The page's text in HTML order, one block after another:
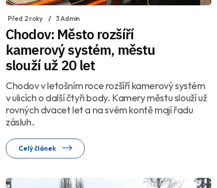
Před 2 roky 3 Admin
Chodov: Město rozšíří
kamerový systém, městu
slouží už 20 let
Chodov v letošním roce rozšíří kamerový systém
v ulicích o další čtyři body. Kamery městu slouží už
rovných dvacet let a na svém kontě mají řadu
zásluh.
Celý článek